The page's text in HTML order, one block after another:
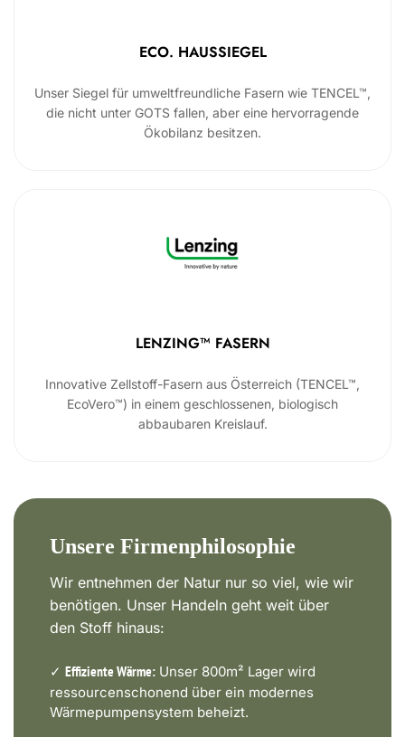
ECO. HAUSSIEGEL
Unser Siegel für umweltfreundliche Fasern wie TENCEL™,
die nicht unter GOTS fallen, aber eine hervorragende
Ökobilanz besitzen.
LENZING™ FASERN
Innovative Zellstoff-Fasern aus Österreich (TENCEL™,
EcoVero™) in einem geschlossenen, biologisch
abbaubaren Kreislauf.
Unsere Firmenphilosophie
Wir entnehmen der Natur nur so viel, wie wir
benötigen. Unser Handeln geht weit über
den Stoff hinaus:
✓ Effiziente Wärme: Unser 800m² Lager wird
ressourcenschonend über ein modernes
Wärmepumpensystem beheizt.